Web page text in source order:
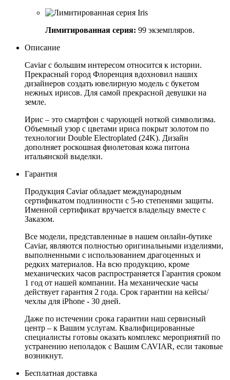
Лимитированная серия: 99 экземпляров.
Описание
Caviar с большим интересом относится к истории.
Прекрасный город Флоренция вдохновил наших
дизайнеров создать ювелирную модель с букетом
нежных ирисов. Для самой прекрасной девушки на
земле.
Ирис – это смартфон с чарующей ноткой символизма.
Объемный узор с цветами ириса покрыт золотом по
технологии Double Electroplated (24K). Дизайн
дополняет роскошная фиолетовая кожа питона
итальянской выделки.
Гарантия
Продукция Caviar обладает международным
сертификатом подлинности с 5-ю степенями защиты.
Именной сертификат вручается владельцу вместе с
Заказом.
Все модели, представленные в нашем онлайн-бутике
Caviar, являются полностью оригинальными изделиями,
выполненными с использованием драгоценных и
редких материалов. На всю продукцию, кроме
механических часов распространяется Гарантия сроком
1 год от нашей компании. На механические часы
действует гарантия 2 года. Срок гарантии на кейсы/
чехлы для iPhone - 30 дней.
Даже по истечении срока гарантии наш сервисный
центр – к Вашим услугам. Квалифицированные
специалисты готовы оказать комплекс мероприятий по
устранению неполадок с Вашим CAVIAR, если таковые
возникнут.
Бесплатная доставка